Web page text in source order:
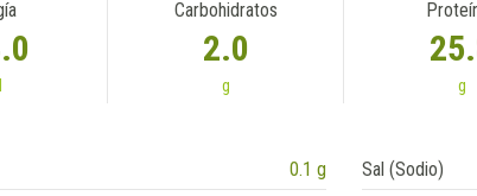
Carbohidratos
2.0
g g
0.1 g Sal (Sodio)